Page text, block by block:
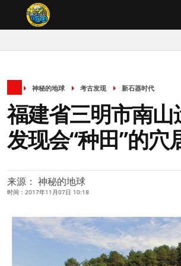
神秘的地球 考古发现 新石器时代
福建省三明市南山
发现会“种田”的穴
来源： 神秘的地球
时间：2017年11月07日 10:18